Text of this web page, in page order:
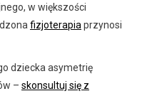
w większości
fizjoterapia przynosi
dziecka asymetrię
– skonsultuj się z